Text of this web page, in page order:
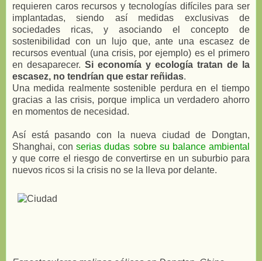
requieren caros recursos y tecnologías difíciles para ser
implantadas, siendo así medidas exclusivas de
sociedades ricas, y asociando el concepto de
sostenibilidad con un lujo que, ante una escasez de
recursos eventual (una crisis, por ejemplo) es el primero
en desaparecer. Si economía y ecología tratan de la
escasez, no tendrían que estar reñidas.
Una medida realmente sostenible perdura en el tiempo
gracias a las crisis, porque implica un verdadero ahorro
en momentos de necesidad.
Así está pasando con la nueva ciudad de Dongtan,
Shanghai, con serias dudas sobre su balance ambiental
y que corre el riesgo de convertirse en un suburbio para
nuevos ricos si la crisis no se la lleva por delante.